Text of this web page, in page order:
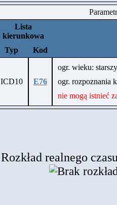
Lista
kierunkowa
Typ
Kod
ICD10 E76
ogr. wieku:
ogr. rozpoznania
nie mogą istnieć
Rozkład realnego